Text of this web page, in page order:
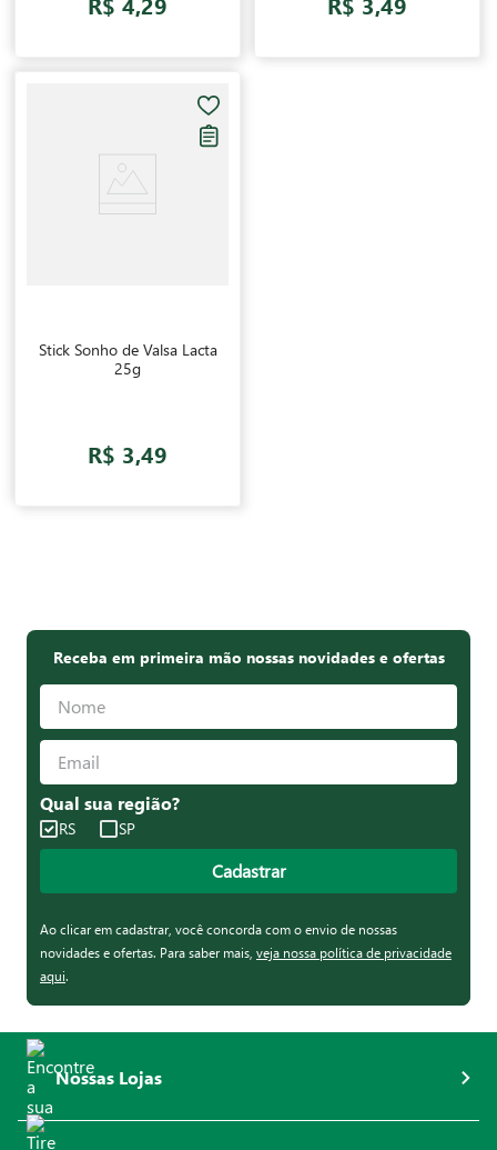
Stick Sonho de Valsa Lacta
25g
R$ 3,49
Receba em primeira mão nossas novidades e ofertas
Qual sua região?
RS SP
Cadastrar
Ao clicar em cadastrar, você concorda com o envio de nossas
novidades e ofertas. Para saber mais, veja nossa política de privacidade
aqui.
Nossas Lojas